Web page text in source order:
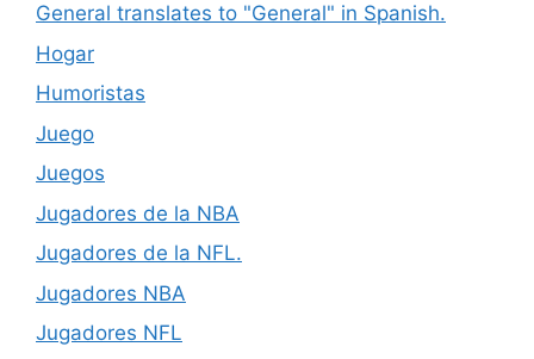
General translates to "General" in Spanish.
Hogar
Humoristas
Juego
Juegos
Jugadores de la NBA
Jugadores de la NFL.
Jugadores NBA
Jugadores NFL